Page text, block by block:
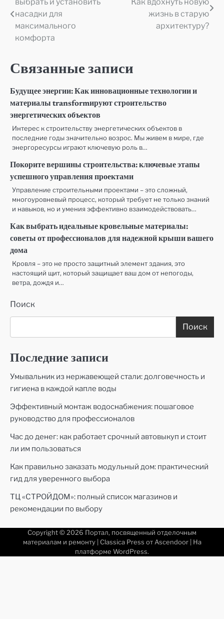
по
записям
выбрать и установить
насадки для
максимального
комфорта
Как вдохнуть новую
жизнь в старую
архитектуру?
Связанные записи
Будущее энергии: Как инновационные технологии и
материалы transformируют строительство
энергетических объектов
Интерес к строительству энергетических объектов в
последние годы значительно возрос. Мы живем в мире, где
энергоресурсы играют ключевую роль в…
Покорите вершины строительства: ключевые этапы
успешного управления проектами
Управление строительными проектами – это сложный,
многоуровневый процесс, который требует не только знаний
и навыков, но и умения эффективно взаимодействовать…
Как выбрать идеальные кровельные материалы:
советы от профессионалов для надежной крыши вашего
дома
Кровля – это не просто защитный элемент здания, это
настоящий щит, который защищает ваш дом от непогоды,
ветра, дождя и…
Поиск
Поиск
Последние записи
Умывальник из нержавеющей стали: долговечность и
гигиена в каждой капле воды
Эффективный монтаж водоснабжения: пошаговое
руководство для профессионалов
Час до денег: как работает срочный автовыкуп и стоит
ли им пользоваться
Как правильно заказать модульный дом: практический
гид для уверенного выбора
ТЦ «СТРОЙДОМ»: полный список магазинов и
рекомендации по выбору
Copyright © 2026 Портал, посвященный отделочным
материалам и ремонту| Classica Press от Ascendoor| На
платформе WordPress.